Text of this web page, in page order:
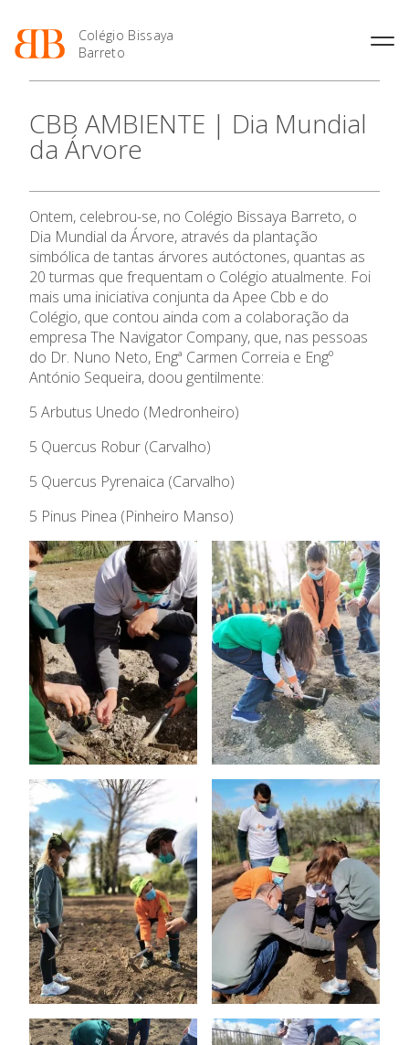
Colégio Bissaya
Barreto
O Colégio
Projeto Educativo
Organização
Colaboradores Não
Docentes
Instalações
Ofertas de emprego
Regulamentos
Jornal “O Coreto”
Privacidade
Oferta Formativa
Enriquecimento Curricular
Oferta Curricular
Sala de Estudo
Atividades de Interrupção
Letiva
Academia de Línguas
Ensino Profissional
Profissionais
Matrículas
Termalismo
Curso de Técnico/a de Apoio
à Família e à Comunidade
Ofertas de Emprego
Ano Letivo
2027
Calendários
de Educação
SIGE
Secretariado de Exames
Admissão
Informações
APEE
Notícias
CBB AMBIENTE | Dia Mundial
da Árvore
Ontem, celebrou-se, no Colégio Bissaya Barreto, o
Dia Mundial da Árvore, através da plantação
simbólica de tantas árvores autóctones, quantas as
20 turmas que frequentam o Colégio atualmente. Foi
mais uma iniciativa conjunta da Apee Cbb e do
Colégio, que contou ainda com a colaboração da
empresa The Navigator Company, que, nas pessoas
do Dr. Nuno Neto, Engª Carmen Correia e Engº
António Sequeira, doou gentilmente:
5 Arbutus Unedo (Medronheiro)
5 Quercus Robur (Carvalho)
5 Quercus Pyrenaica (Carvalho)
5 Pinus Pinea (Pinheiro Manso)